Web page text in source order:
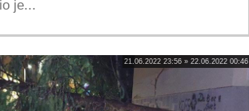
je...
21.06.2022 23:56 » 22.06.2022 00:46